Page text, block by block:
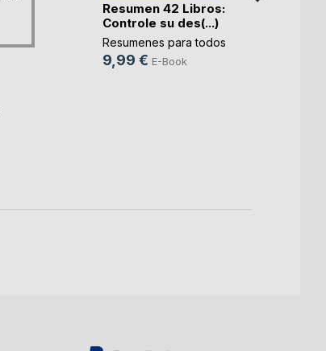
Resumen 42 Libros:
Controle su des(...)
Resumenes para todos
9,99 € E-Book